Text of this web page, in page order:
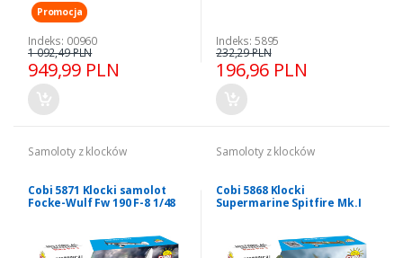
Promocja
Indeks: 00960
949,99 PLN
1 092,49 PLN
Indeks: 5895
196,96 PLN
232,29 PLN
Samoloty z klocków
Cobi 5871 Klocki samolot
Focke-Wulf Fw 190 F-8 1/48
Samoloty z klocków
Cobi 5868 Klocki
Supermarine Spitfire Mk.I